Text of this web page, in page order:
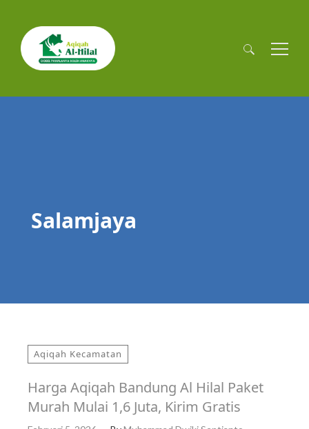
Cari
Salamjaya
Aqiqah Kecamatan
Harga Aqiqah Bandung Al Hilal Paket
Murah Mulai 1,6 Juta, Kirim Gratis